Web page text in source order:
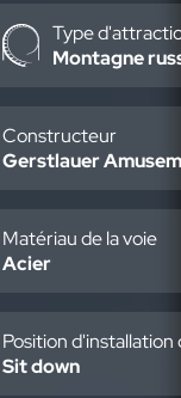
Type
Montagne
Constructeur
Gerstlauer
Matériau de la voie
Acier
Position d'installation
Sit down